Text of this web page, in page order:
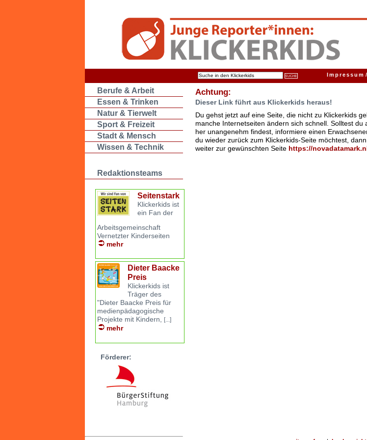
Impressum
Berufe & Arbeit
Essen & Trinken
Natur & Tierwelt
Sport & Freizeit
Stadt & Mensch
Wissen & Technik
Redaktionsteams
Seitenstark
Klickerkids ist
ein Fan der
Arbeitsgemeinschaft
Vernetzter Kinderseiten
mehr
Dieter Baacke
Preis
Klickerkids ist
Träger des
"Dieter Baacke Preis für
medienpädagogische
Projekte mit Kindern, [...]
mehr
Förderer:
Achtung:
Dieser Link führt aus Klickerkids heraus!
Du gehst jetzt auf eine Seite, die nicht zu Klickerkids
manche Internetseiten ändern sich schnell. Solltest
her unangenehm findest, informiere einen
du wieder zurück zum Klickerkids-Seite möchtest,
weiter zur gewünschten Seite https://